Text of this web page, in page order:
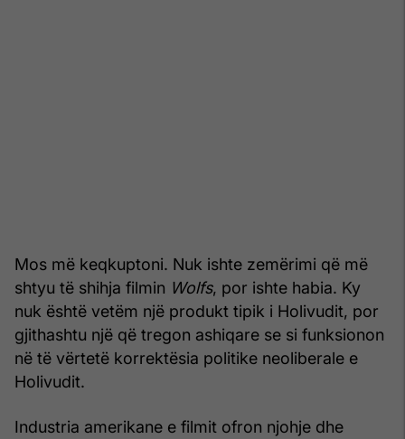
Mos më keqkuptoni. Nuk ishte zemërimi që më
shtyu të shihja filmin Wolfs, por ishte habia. Ky
nuk është vetëm një produkt tipik i Holivudit, por
gjithashtu një që tregon ashiqare se si funksionon
në të vërtetë korrektësia politike neoliberale e
Holivudit.
Industria amerikane e filmit ofron njohje dhe